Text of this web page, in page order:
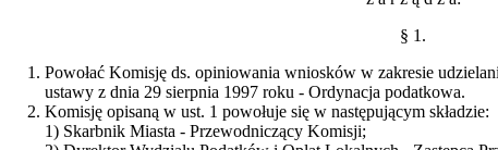
§ 1.
Powołać Komisję ds. opiniowania wniosków w zakresie
ustawy z dnia 29 sierpnia 1997 roku - Ordynacja podatkowa.
Komisję opisaną w ust. 1 powołuje się w następującym składzie:
1) Skarbnik Miasta - Przewodniczący Komisji;